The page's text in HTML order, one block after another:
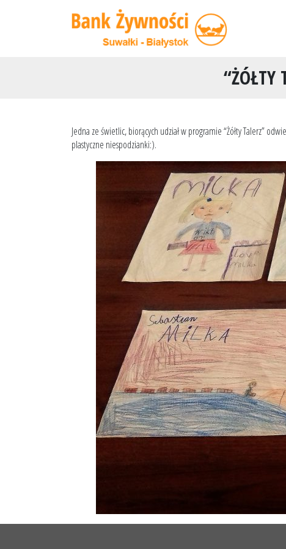
“ŻÓŁTY
Jedna ze świetlic, biorących udział w programie “Żółty Talerz”
plastyczne niespodzianki:).